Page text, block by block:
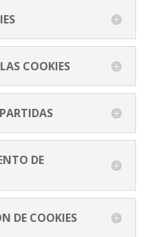
COOKIES
DE
DE COOKIES